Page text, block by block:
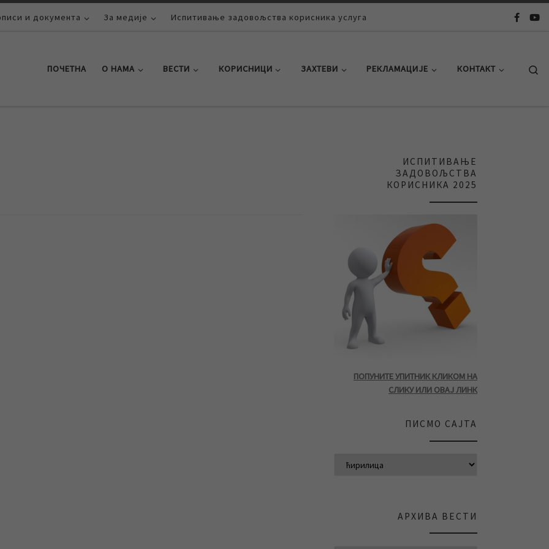
и документа За медије Испитивање задовољства корисника услуга
ПОЧЕТНА О НАМА ВЕСТИ КОРИСНИЦИ ЗАХТЕВИ РЕКЛАМАЦИЈЕ КОНТАКТ
ИСПИТИВАЊЕ
ЗАДОВОЉСТВА
КОРИСНИКА 2025
ПОПУНИТЕ УПИТНИК КЛИКОМ НА
СЛИКУ ИЛИ ОВАЈ ЛИНК
ПИСМО САЈТА
АРХИВА ВЕСТИ